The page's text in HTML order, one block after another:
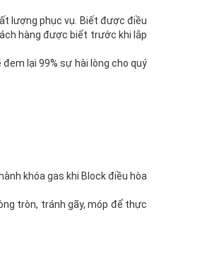
lượng phục vụ. Biết được điều
hàng được biết trước khi lắp
lại 99% sự hài lòng cho quý
khóa gas khi Block điều hòa
tròn, tránh gãy, móp để thực